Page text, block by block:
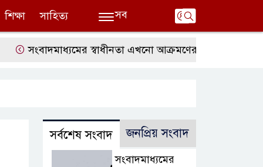
শিক্ষা সাহিত্য সব
সংবাদমাধ্যমের স্বাধীনতা এখনো আক্রমণের মুখে: সম্পাদক পরিষদ
সর্বশেষ সংবাদ জনপ্রিয় সংবাদ
সংবাদমাধ্যমের